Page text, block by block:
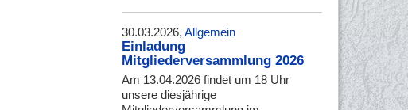
30.03.2026, Allgemein
Einladung
Mitgliederversammlung 2026
Am 13.04.2026 findet um 18 Uhr
unsere diesjährige